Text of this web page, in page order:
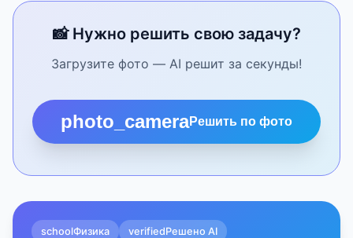
📸 Нужно решить свою задачу?
Загрузите фото — AI решит за секунды!
photo_cameraРешить по фото
schoolФизика verifiedРешено AI